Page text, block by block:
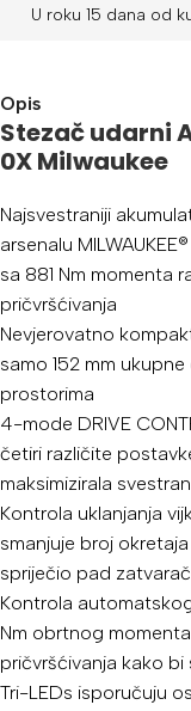
U roku 15 dana od
Opis
Stezač udarni
0XMilwaukee
Najsvestraniji
arsenalu
sa 881 Nm momenta
pričvršćivanja
Nevjerovatno
samo 152 mm
prostorima
4-mode DRIVE
četiri različite
maksimizirala
Kontrola uklanjanja
smanjuje broj
spriječio pad
Kontrola
Nm obrtnog
pričvršćivanja kako
Tri-LEDs isporučuju